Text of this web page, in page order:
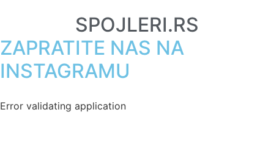
SPOJLERI.RS
ZAPRATITE NAS NA
INSTAGRAMU
Error validating application